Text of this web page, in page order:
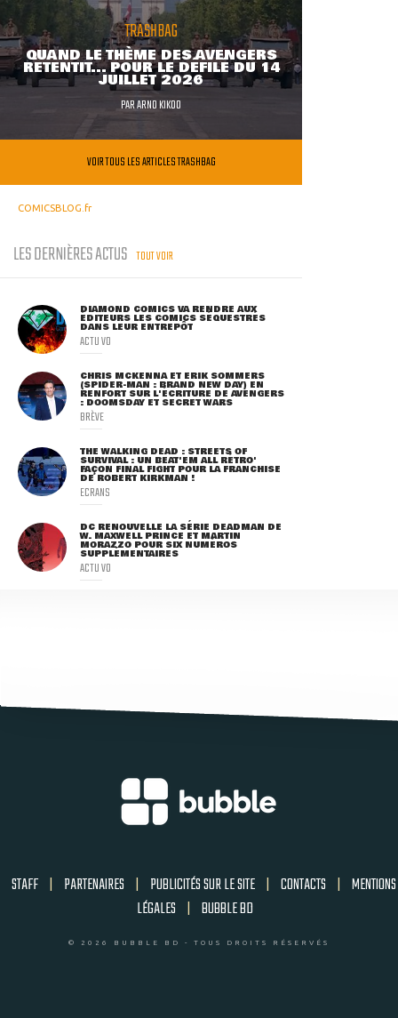
TRASHBAG
QUAND LE THÈME DES AVENGERS
RETENTIT... POUR LE DÉFILÉ DU 14
JUILLET 2026
PARARNO KIKOO
VOIR TOUS LES ARTICLES TRASHBAG
COMICSBLOG.fr
LES DERNIÈRES ACTUS TOUT VOIR
DIAMOND COMICS VA RENDRE AUX
ÉDITEURS LES COMICS SÉQUESTRÉS
DANS LEUR ENTREPÔT
ACTU VO
CHRIS MCKENNA ET ERIK SOMMERS
(SPIDER-MAN : BRAND NEW DAY) EN
RENFORT SUR L'ÉCRITURE DE AVENGERS
: DOOMSDAY ET SECRET WARS
BRÈVE
THE WALKING DEAD : STREETS OF
SURVIVAL : UN BEAT'EM ALL RÉTRO'
FAÇON FINAL FIGHT POUR LA FRANCHISE
DE ROBERT KIRKMAN !
ECRANS
DC RENOUVELLE LA SÉRIE DEADMAN DE
W. MAXWELL PRINCE ET MARTIN
MORAZZO POUR SIX NUMÉROS
SUPPLÉMENTAIRES
ACTU VO
STAFF | PARTENAIRES | PUBLICITÉS SUR LE SITE | CONTACTS | MENTIONS
LÉGALES | BUBBLE BD
© 2026 BUBBLE BD - TOUS DROITS RÉSERVÉS